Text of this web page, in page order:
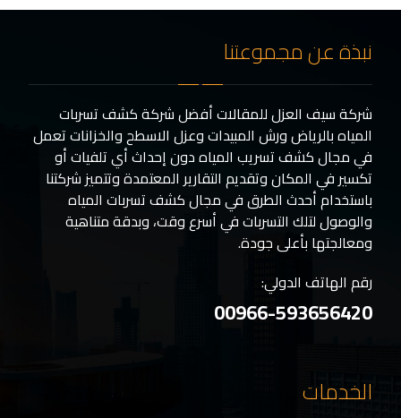
نبذة عن مجموعتنا
شركة سيف العزل للمقالات أفضل شركة كشف تسربات
المياه بالرياض ورش المبيدات وعزل الاسطح والخزانات تعمل
في مجال كشف تسريب المياه دون إحداث أي تلفيات أو
تكسير في المكان وتقديم التقارير المعتمدة وتتميز شركتنا
باستخدام أحدث الطرق في مجال كشف تسربات المياه
والوصول لتلك التسربات في أسرع وقت، وبدقة متناهية
ومعالجتها بأعلى جودة.
رقم الهاتف الدولي:
00966-593656420
الخدمات